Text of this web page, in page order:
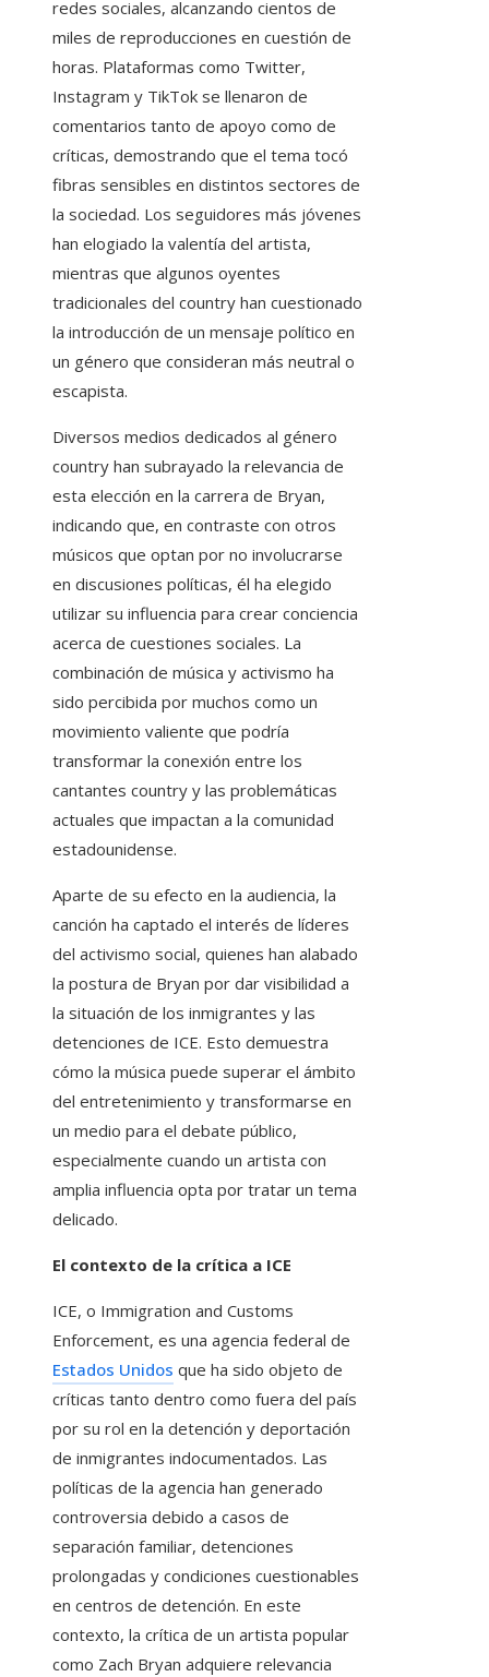
redes sociales, alcanzando cientos de
miles de reproducciones en cuestión de
horas. Plataformas como Twitter,
Instagram y TikTok se llenaron de
comentarios tanto de apoyo como de
críticas, demostrando que el tema tocó
fibras sensibles en distintos sectores de
la sociedad. Los seguidores más jóvenes
han elogiado la valentía del artista,
mientras que algunos oyentes
tradicionales del country han cuestionado
la introducción de un mensaje político en
un género que consideran más neutral o
escapista.
Diversos medios dedicados al género
country han subrayado la relevancia de
esta elección en la carrera de Bryan,
indicando que, en contraste con otros
músicos que optan por no involucrarse
en discusiones políticas, él ha elegido
utilizar su influencia para crear conciencia
acerca de cuestiones sociales. La
combinación de música y activismo ha
sido percibida por muchos como un
movimiento valiente que podría
transformar la conexión entre los
cantantes country y las problemáticas
actuales que impactan a la comunidad
estadounidense.
Aparte de su efecto en la audiencia, la
canción ha captado el interés de líderes
del activismo social, quienes han alabado
la postura de Bryan por dar visibilidad a
la situación de los inmigrantes y las
detenciones de ICE. Esto demuestra
cómo la música puede superar el ámbito
del entretenimiento y transformarse en
un medio para el debate público,
especialmente cuando un artista con
amplia influencia opta por tratar un tema
delicado.
El contexto de la crítica a ICE
ICE, o Immigration and Customs
Enforcement, es una agencia federal de
Estados Unidos que ha sido objeto de
críticas tanto dentro como fuera del país
por su rol en la detención y deportación
de inmigrantes indocumentados. Las
políticas de la agencia han generado
controversia debido a casos de
separación familiar, detenciones
prolongadas y condiciones cuestionables
en centros de detención. En este
contexto, la crítica de un artista popular
como Zach Bryan adquiere relevancia